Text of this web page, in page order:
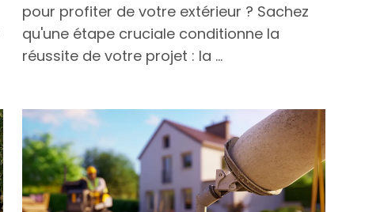
pour profiter de votre extérieur ? Sachez
qu'une étape cruciale conditionne la
réussite de votre projet : la ...